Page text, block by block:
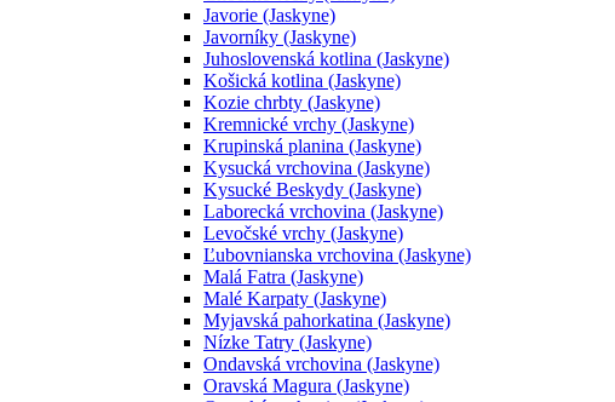
Javorie (Jaskyne)
Javorníky (Jaskyne)
Juhoslovenská kotlina (Jaskyne)
Košická kotlina (Jaskyne)
Kozie chrbty (Jaskyne)
Kremnické vrchy (Jaskyne)
Krupinská planina (Jaskyne)
Kysucká vrchovina (Jaskyne)
Kysucké Beskydy (Jaskyne)
Laborecká vrchovina (Jaskyne)
Levočské vrchy (Jaskyne)
Ľubovnianska vrchovina (Jaskyne)
Malá Fatra (Jaskyne)
Malé Karpaty (Jaskyne)
Myjavská pahorkatina (Jaskyne)
Nízke Tatry (Jaskyne)
Ondavská vrchovina (Jaskyne)
Oravská Magura (Jaskyne)